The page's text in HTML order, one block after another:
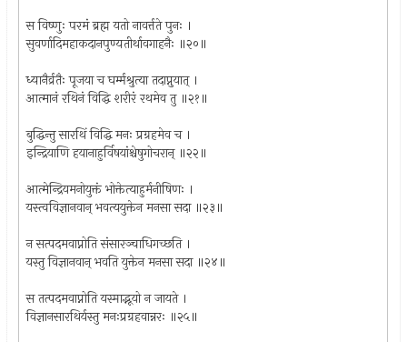
स विष्णुः परमं ब्रह्म यतो नावर्त्तते पुनः ।
सुवर्णादिमहाकदानपुण्यतीर्थावगाहनैः ॥२०॥
ध्यानैर्व्रतैः पूजया च घर्म्मश्रुत्या तदाप्नुयात् ।
आत्मानं रथिनं विद्धि शरीरं रथमेव तु ॥२१॥
बुद्धिन्तु सारथिं विद्धि मनः प्रग्रहमेव च ।
इन्द्रियाणि हयानाहुर्विषयांश्चेषुगोचरान् ॥२२॥
आत्मेन्द्रियमनोयुक्तं भोक्तेत्याहुर्मनीषिणः ।
यस्त्वविज्ञानवान् भवत्ययुक्तेन मनसा सदा ॥२३॥
न सत्पदमवाप्नोति संसारञ्चाधिगच्छति ।
यस्तु विज्ञानवान् भवति युक्तेन मनसा सदा ॥२४॥
स तत्पदमवाप्नोति यस्माद्भूयो न जायते ।
विज्ञानसारथिर्यस्तु मनःप्रग्रहवान्नरः ॥२५॥